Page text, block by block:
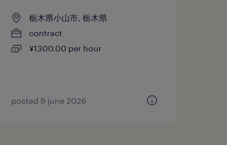
栃木県小山市, 栃木県
contract
¥1300.00 per hour
posted 9 june 2026